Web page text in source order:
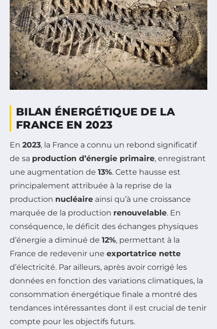
BILAN ÉNERGÉTIQUE DE LA
FRANCE EN 2023
En 2023, la France a connu un rebond significatif
de sa production d’énergie primaire, enregistrant
une augmentation de 13%. Cette hausse est
principalement attribuée à la reprise de la
production nucléaire ainsi qu’à une croissance
marquée de la production renouvelable. En
conséquence, le déficit des échanges physiques
d’énergie a diminué de 12%, permettant à la
France de redevenir une exportatrice nette
d’électricité. Par ailleurs, après avoir corrigé les
données en fonction des variations climatiques, la
consommation énergétique finale a montré des
tendances intéressantes dont il est crucial de tenir
compte pour les objectifs futurs.